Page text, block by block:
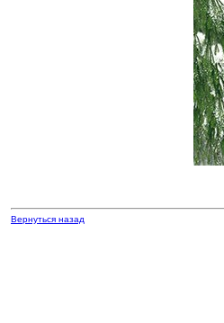
Вернуться назад